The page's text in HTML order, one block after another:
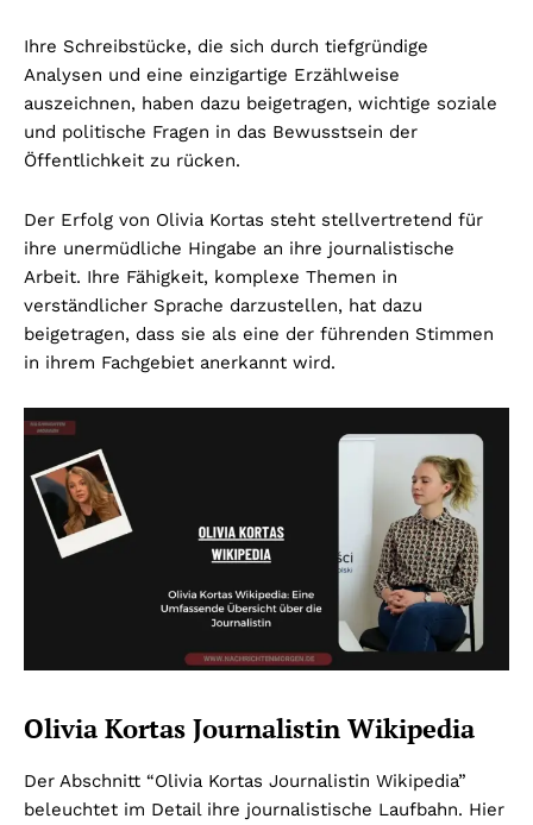
Ihre Schreibstücke, die sich durch tiefgründige
Analysen und eine einzigartige Erzählweise
auszeichnen, haben dazu beigetragen, wichtige soziale
und politische Fragen in das Bewusstsein der
Öffentlichkeit zu rücken.
Der Erfolg von Olivia Kortas steht stellvertretend für
ihre unermüdliche Hingabe an ihre journalistische
Arbeit. Ihre Fähigkeit, komplexe Themen in
verständlicher Sprache darzustellen, hat dazu
beigetragen, dass sie als eine der führenden Stimmen
in ihrem Fachgebiet anerkannt wird.
Olivia Kortas Journalistin Wikipedia
Der Abschnitt “Olivia Kortas Journalistin Wikipedia”
beleuchtet im Detail ihre journalistische Laufbahn. Hier